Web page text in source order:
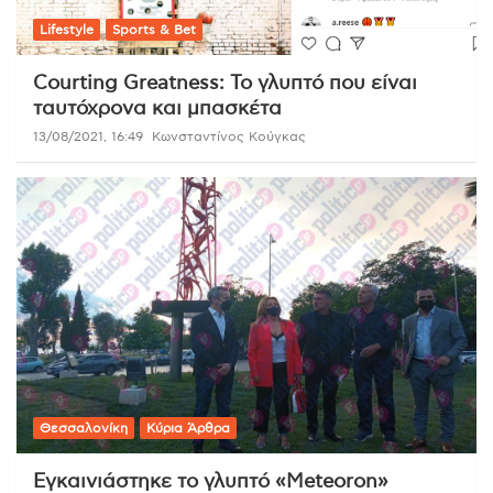
Lifestyle Sports & Bet
Courting Greatness: Το γλυπτό που είναι
ταυτόχρονα και μπασκέτα
13/08/2021, 16:49 Κωνσταντίνος Κούγκας
Θεσσαλονίκη Κύρια Άρθρα
Εγκαινιάστηκε το γλυπτό «Μeteoron»